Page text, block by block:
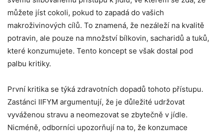
můžete jíst cokoli, pokud to zapadá do vašich
makroživinových cílů. To znamená, že nezáleží na kvalitě
potravin, ale pouze na množství bílkovin, sacharidů a tuků,
které konzumujete. Tento koncept se však dostal pod
palbu kritiky.
První kritika se týká zdravotních dopadů tohoto přístupu.
Zastánci IIFYM argumentují, že je důležité udržovat
vyváženou stravu a neomezovat se zbytečně v jídle.
Nicméně, odborníci upozorňují na to, že konzumace